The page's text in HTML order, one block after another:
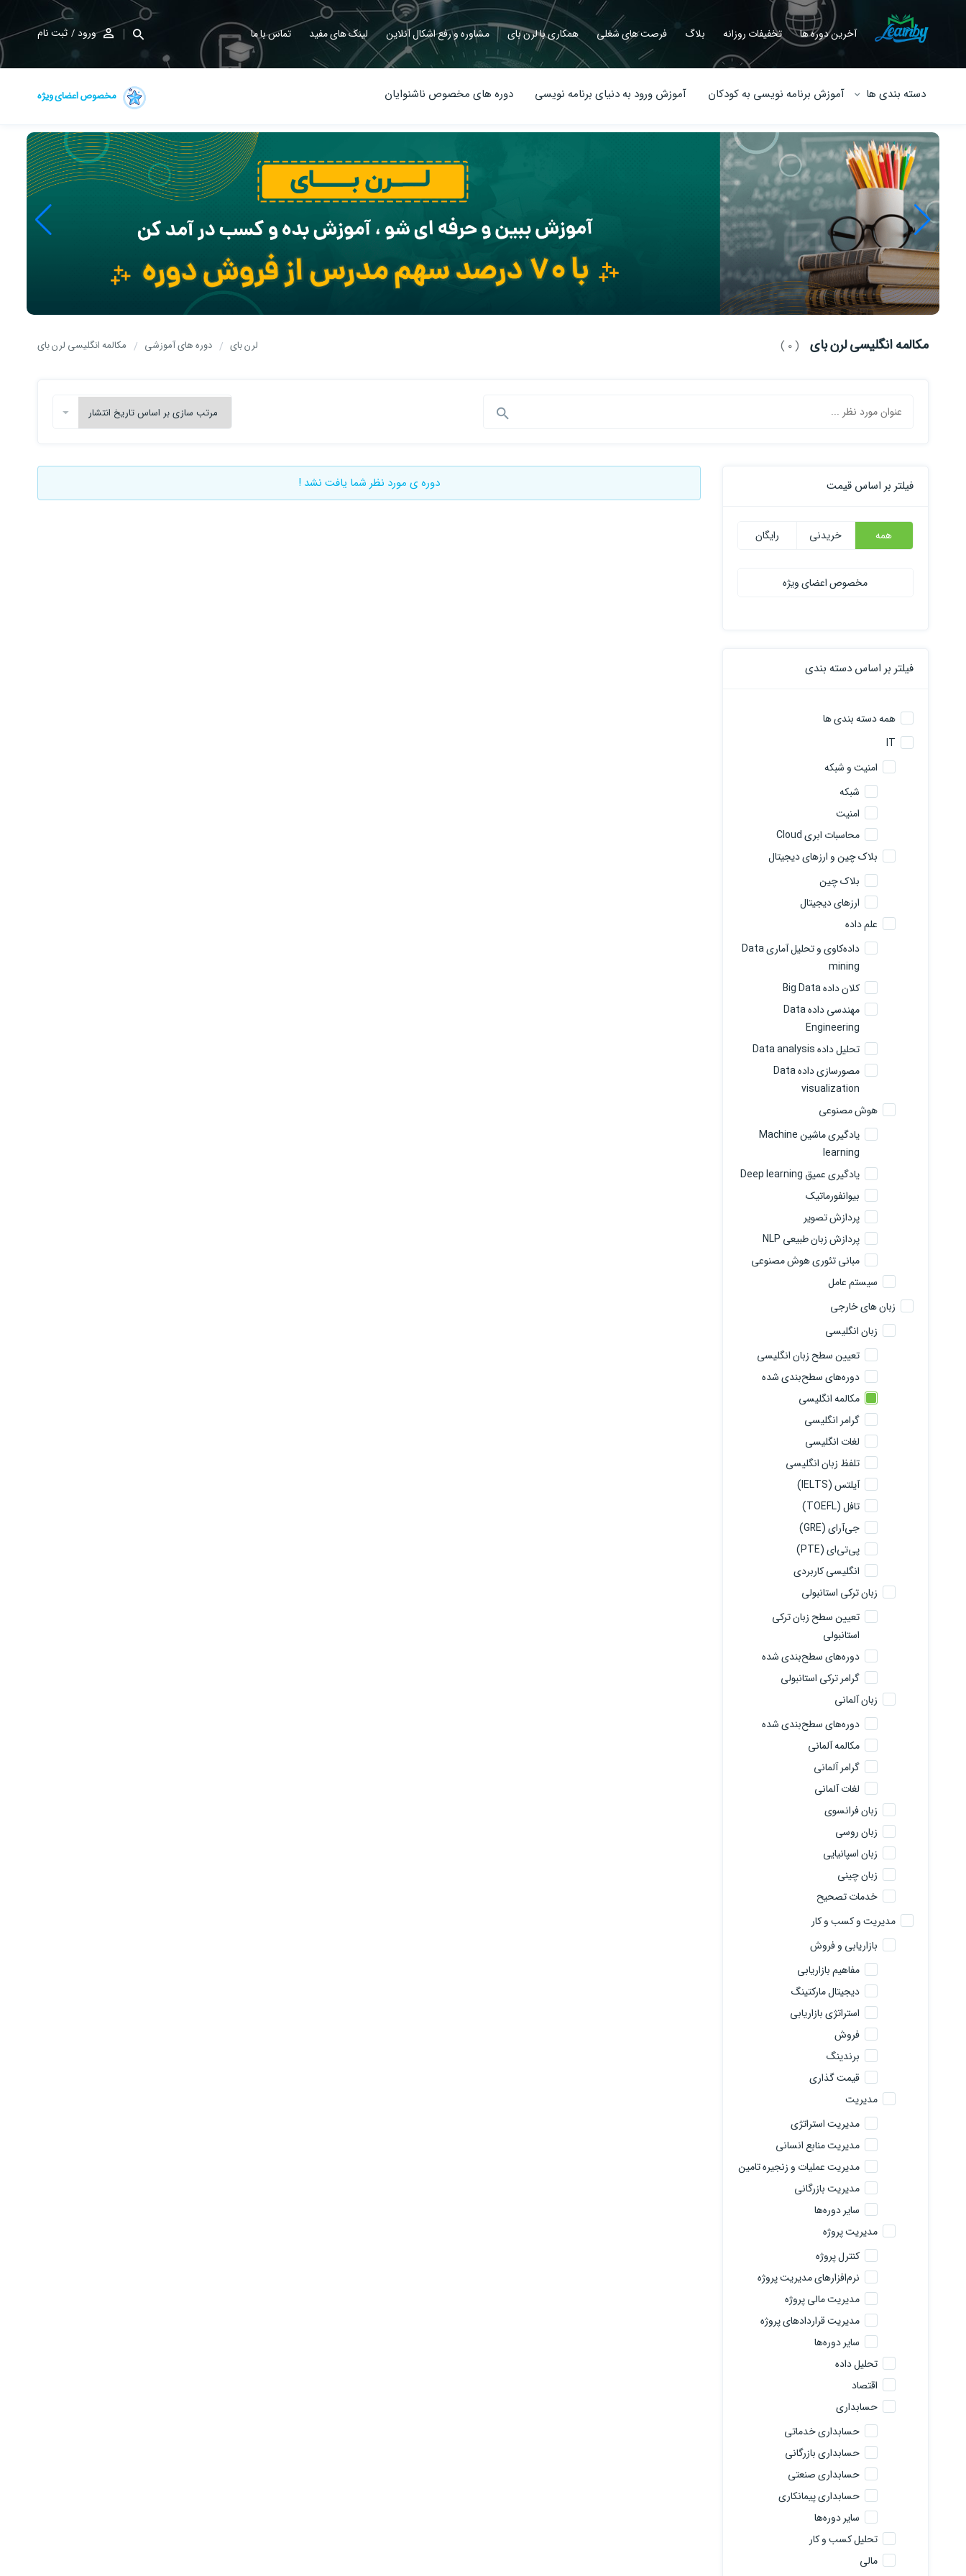
آخرین دوره ها تخفیفات روزانه بلاگ فرصت های شغلی همکاری با لرن بای مشاوره و رفع اشکال آنلاین لینک های مفید تماس با ما ورود ثبت نام
دسته بندی ها آموزش برنامه نویسی به کودکان آموزش ورود به دنیای برنامه نویسی دوره های مخصوص ناشنوایان مخصوص اعضای ویژه
لرن بای دوره های آموزشی مکالمه انگلیسی لرن بای مکالمه انگلیسی لرن بای ( 0 )
فیلتر بر اساس قیمت
همه خریدنی رایگان
مخصوص اعضای ویژه
فیلتر بر اساس دسته بندی
همه دسته بندی ها
IT
امنیت و شبکه
شبکه
امنیت
محاسبات ابری Cloud
بلاک چین و ارزهای دیجیتال
بلاک چین
ارزهای دیجیتال
علم داده
داده‌کاوی و تحلیل آماری Data
mining
کلان داده Big Data
مهندسی داده Data
Engineering
تحلیل داده Data analysis
مصورسازی داده Data
visualization
هوش مصنوعی
یادگیری ماشین Machine
learning
یادگیری عمیق Deep learning
بیوانفورماتیک
پردازش تصویر
پردازش زبان طبیعی NLP
مبانی تئوری هوش مصنوعی
سیستم عامل
زبان های خارجی
زبان انگلیسی
تعیین سطح زبان انگلیسی
دوره‌های سطح‌بندی شده
مکالمه انگلیسی
گرامر انگلیسی
لغات انگلیسی
تلفظ زبان انگلیسی
آیلتس (IELTS)
تافل (TOEFL)
جی‌آرای (GRE)
پی‌تی‌ای (PTE)
انگلیسی کاربردی
زبان ترکی استانبولی
تعیین سطح زبان ترکی
استانبولی
دوره‌های سطح‌بندی شده
گرامر ترکی استانبولی
زبان آلمانی
دوره‌های سطح‌بندی شده
مکالمه آلمانی
گرامر آلمانی
لغات آلمانی
زبان فرانسوی
زبان روسی
زبان اسپانیایی
زبان چینی
خدمات تصحیح
مدیریت و کسب و کار
بازاریابی و فروش
مفاهیم بازاریابی
دیجیتال مارکتینگ
استراتژی بازاریابی
فروش
برندینگ
قیمت گذاری
مدیریت
مدیریت استراتژی
مدیریت منابع انسانی
مدیریت عملیات و زنجیره تامین
مدیریت بازرگانی
سایر دوره‌ها
مدیریت پروژه
کنترل پروژه
نرم‌افزارهای مدیریت پروژه
مدیریت مالی پروژه
مدیریت قراردادهای پروژه
سایر دوره‌ها
تحلیل داده
اقتصاد
حسابداری
حسابداری خدماتی
حسابداری بازرگانی
حسابداری صنعتی
حسابداری پیمانکاری
سایر دوره‌ها
تحلیل کسب و کار
مالی
دوره ی مورد نظر شما یافت نشد !